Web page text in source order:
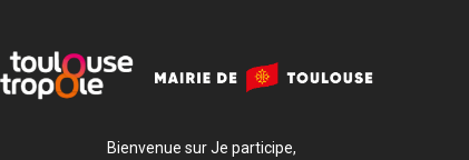
Bienvenue sur Je participe,